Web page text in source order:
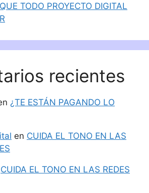
TODO PROYECTO DIGITAL
recientes
¿TE ESTÁN PAGANDO LO
en CUIDA EL TONO EN LAS
CUIDA EL TONO EN LAS REDES